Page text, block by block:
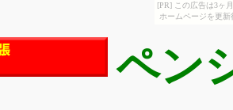
[PR] この広告は3ヶ
ホームページを更
ペン